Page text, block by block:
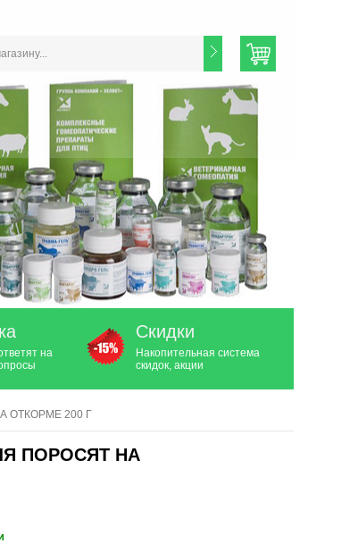
на
Скидки
Накопительная система
скидок, акции
ОТКОРМЕ 200 Г
ПОРОСЯТ НА